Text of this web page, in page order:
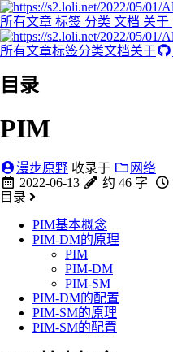
所有文章 标签 分类 文档 关于
所有文章标签分类文档关于
目录
PIM
漫步原野 收录于
网络
2022-06-13
约 46 字
目录
PIM基本概念
PIM-DM的原理
PIM
PIM-DM
PIM-SM
PIM-DM的配置
PIM-SM的原理
PIM-SM的配置